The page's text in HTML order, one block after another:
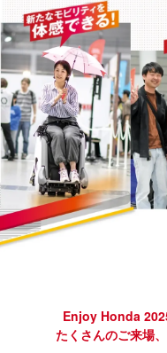
Enjoy Honda
たくさんのご来場